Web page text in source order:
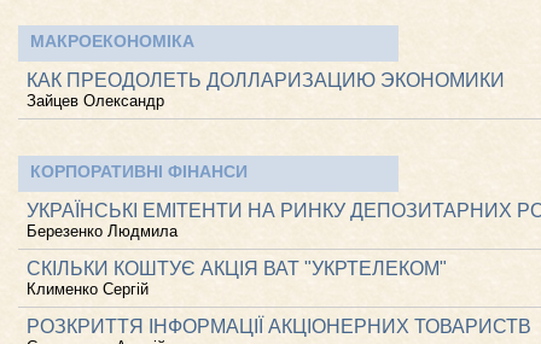
МАКРОЕКОНОМІКА
КАК ПРЕОДОЛЕТЬ ДОЛЛАРИЗАЦИЮ ЭКОНОМИКИ
Зайцев Олександр
КОРПОРАТИВНІ ФІНАНСИ
УКРАЇНСЬКІ ЕМІТЕНТИ НА РИНКУ ДЕПОЗИТАРНИХ
Березенко Людмила
СКІЛЬКИ КОШТУЄ АКЦІЯ ВАТ "УКРТЕЛЕКОМ"
Клименко Сергій
РОЗКРИТТЯ ІНФОРМАЦІЇ АКЦІОНЕРНИХ ТОВАРИСТВ